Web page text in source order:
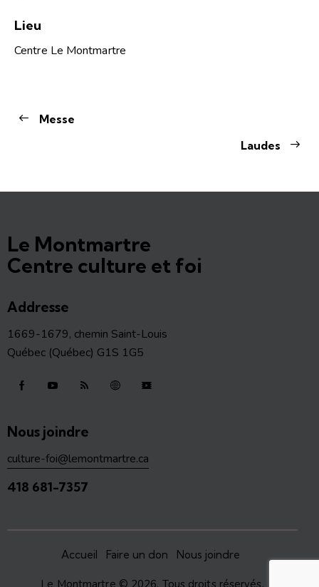
Lieu
Centre Le Montmartre
Messe
Laudes
Le Montmartre
Centre culture et foi
Addresse
1669-1679, chemin Saint-Louis
Québec (Québec) G1S 1G5
Nous joindre
culture-foi@lemontmartre.ca
418 681-7357
Accueil Faire un don Nous joindre